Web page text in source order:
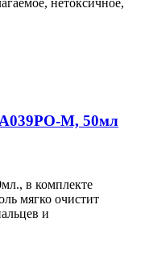
M, 50мл
в комплекте
мягко очистит
и